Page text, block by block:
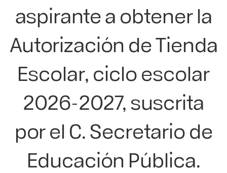
aspirante a obtener la
Autorización de Tienda
Escolar, ciclo escolar
2026-2027, suscrita
por el C. Secretario de
Educación Pública.